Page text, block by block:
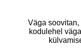
ettevôtte. Suur
Olen kodulehelt
saanud. Ja see
Väga
kodulehel